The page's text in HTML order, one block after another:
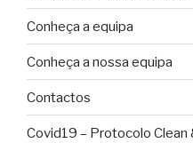
Conheça a equipa
Conheça a nossa equipa
Contactos
Covid19 – Protocolo Clean